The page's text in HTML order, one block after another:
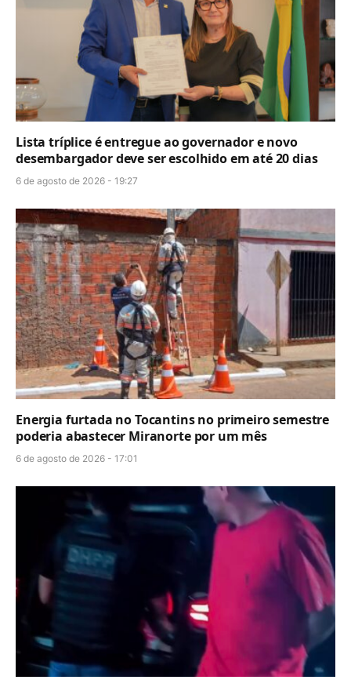
Lista tríplice é entregue ao governador e novo
desembargador deve ser escolhido em até 20 dias
6 de agosto de 2026 - 19:27
Energia furtada no Tocantins no primeiro semestre
poderia abastecer Miranorte por um mês
6 de agosto de 2026 - 17:01